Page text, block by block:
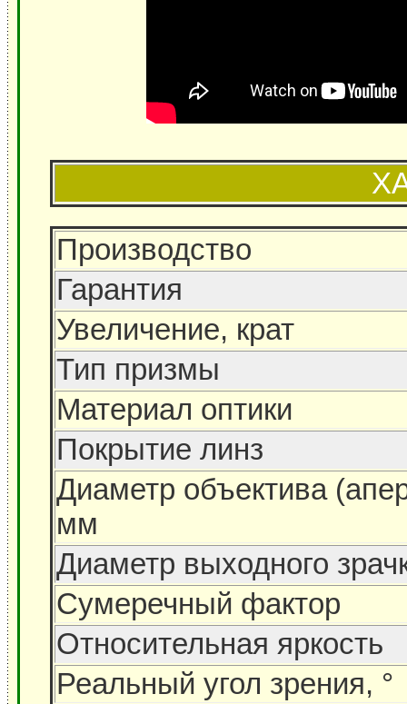
Производство
Гарантия
Увеличение, крат
Тип призмы
Материал оптики
Покрытие линз
Диаметр объектива
мм
Диаметр выходного
Сумеречный фактор
Относительная яркость
Реальный угол зрения, °